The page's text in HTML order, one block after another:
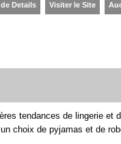
Details Visiter le Site
tendances de lingerie et
choix de pyjamas et de